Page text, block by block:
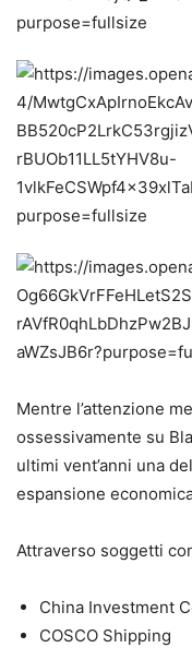
Mentre l’attenzione
ossessivamente su
ultimi vent’anni una
espansione
Attraverso soggetti
China Investment
COSCO Shipping